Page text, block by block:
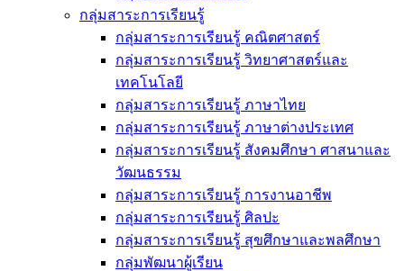
กลุ่มสาระการเรียนรู้
กลุ่มสาระการเรียนรู้ คณิตศาสตร์
กลุ่มสาระการเรียนรู้ วิทยาศาสตร์และ
เทคโนโลยี
กลุ่มสาระการเรียนรู้ ภาษาไทย
กลุ่มสาระการเรียนรู้ ภาษาต่างประเทศ
กลุ่มสาระการเรียนรู้ สังคมศึกษา ศาสนาและ
วัฒนธรรม
กลุ่มสาระการเรียนรู้ การงานอาชีพ
กลุ่มสาระการเรียนรู้ ศิลปะ
กลุ่มสาระการเรียนรู้ สุขศึกษาและพลศึกษา
กลุ่มพัฒนาผู้เรียน